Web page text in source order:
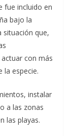
fue incluido en
bajo la
situación que,
con más
la especie.
instalar
a las zonas
las playas.